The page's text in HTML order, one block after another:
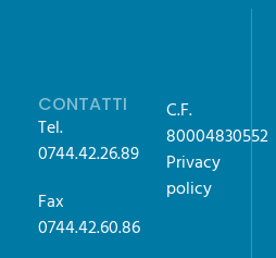
CONTATTI
Tel.
0744.42.26.89
Fax
0744.42.60.86
C.F.
80004830552
Privacy
policy